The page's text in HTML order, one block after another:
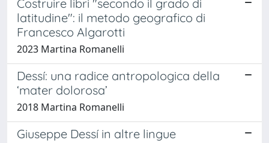
Costruire libri "secondo il grado di
latitudine": il metodo geografico di
Francesco Algarotti
2023 Martina Romanelli
Dessí: una radice antropologica della
‘mater dolorosa’
2018 Martina Romanelli
Giuseppe Dessí in altre lingue